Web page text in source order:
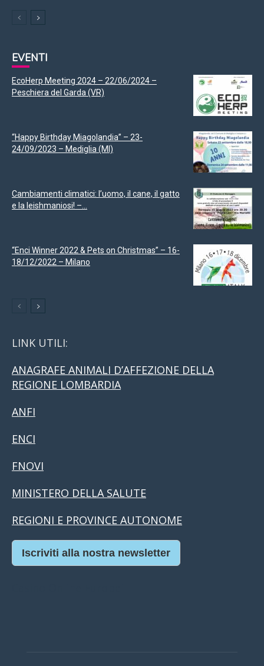
EVENTI
EcoHerp Meeting 2024 – 22/06/2024 –
Peschiera del Garda (VR)
“Happy Birthday Miagolandia” – 23-
24/09/2023 – Mediglia (MI)
Cambiamenti climatici: l’uomo, il cane, il gatto
e la leishmaniosi! –...
“Enci Winner 2022 & Pets on Christmas” – 16-
18/12/2022 – Milano
LINK UTILI:
ANAGRAFE ANIMALI D’AFFEZIONE DELLA
REGIONE LOMBARDIA
ANFI
ENCI
FNOVI
MINISTERO DELLA SALUTE
REGIONI E PROVINCE AUTONOME
Iscriviti alla nostra newsletter